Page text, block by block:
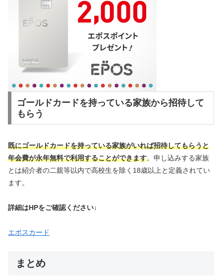
ゴールドカードを持っている家族から招待して
もらう
既にゴールドカードを持っている家族がいれば招待してもらうと
年会費が永年無料で利用することができます。申し込みする家族
とは紹介者の二親等以内で高校生を除く18歳以上と定義されてい
ます。
詳細はHPをご確認ください↓
エポスカード
まとめ